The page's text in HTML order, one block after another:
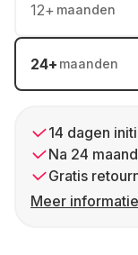
12+ maanden
24+ maanden
14 dagen
Na 24
Gratis
Meer